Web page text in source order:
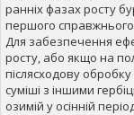
ранніх фазах росту
першого справжнього
Для забезпечення
росту, або якщо на
післясходову
суміші з іншими
озимій у осінній